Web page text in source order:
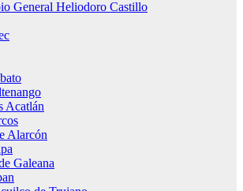
General Heliodoro Castillo
Acatlán
Alarcón
Galeana